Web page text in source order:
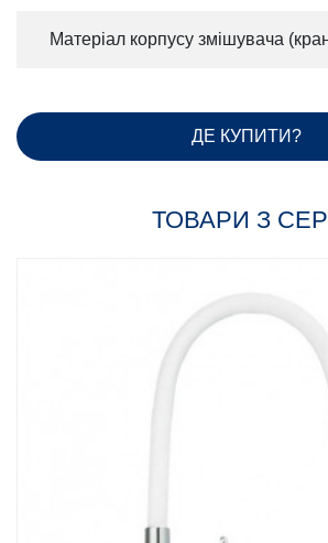
Матеріал корпусу змішувача
ДЕ КУПИТИ?
ТОВАРИ З